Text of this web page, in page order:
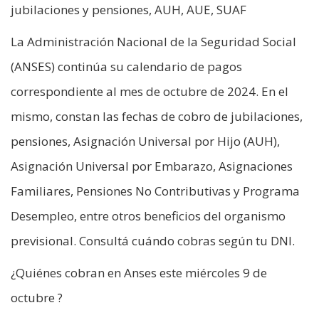
jubilaciones y pensiones, AUH, AUE, SUAF
La Administración Nacional de la Seguridad Social
(ANSES) continúa su calendario de pagos
correspondiente al mes de octubre de 2024. En el
mismo, constan las fechas de cobro de jubilaciones,
pensiones, Asignación Universal por Hijo (AUH),
Asignación Universal por Embarazo, Asignaciones
Familiares, Pensiones No Contributivas y Programa
Desempleo, entre otros beneficios del organismo
previsional. Consultá cuándo cobras según tu DNI.
¿Quiénes cobran en Anses este miércoles 9 de
octubre ?